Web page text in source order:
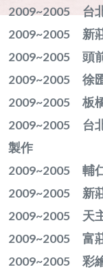
2009~2005 台
2009~2005 新
2009~2005 頭
2009~2005 徐
2009~2005 板
2009~2005 台
製作
2009~2005 輔
2009~2005 新
2009~2005 天
2009~2005 富
2009~2005 彩